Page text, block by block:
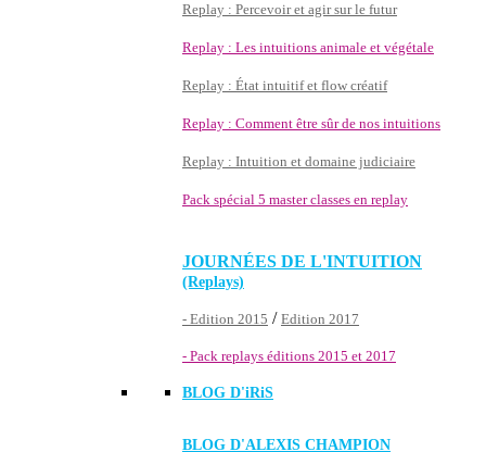
Replay : Percevoir et agir sur le futur
Replay : Les intuitions animale et végétale
Replay : État intuitif et flow créatif
Replay : Comment être sûr de nos intuitions
Replay : Intuition et domaine judiciaire
Pack spécial 5 master classes en replay
JOURNÉES DE L'INTUITION
(Replays)
- Edition 2015 / Edition 2017
- Pack replays éditions 2015 et 2017
BLOG D'iRiS
BLOG D'ALEXIS CHAMPION